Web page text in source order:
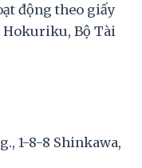
động theo giấy
Hokuriku, Bộ Tài
1-8-8 Shinkawa,